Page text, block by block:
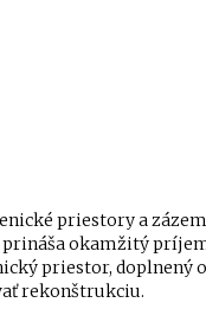
priestory a
okamžitý
priestor, doplnený
rekonštrukciu.